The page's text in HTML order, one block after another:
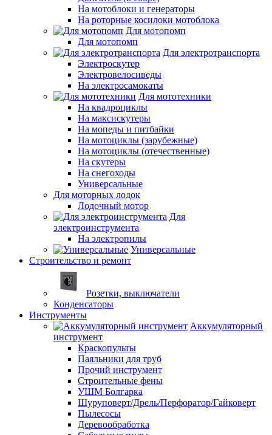
На мотоблоки и генераторы
На роторные косилоки мотоблока
Для мотопомп
Для мотопомп
Для электротранспорта
Электроскутер
Электровелосиведы
На электросамокаты
Для мототехники
На квадроциклы
На максискутеры
На мопеды и питбайки
На мотоциклы (зарубежные)
На мотоциклы (отечественные)
На скутеры
На снегоходы
Универсальные
Для моторных лодок
Лодочный мотор
Для
электроинструмента
На электропилы
Универсальные
Строительство и ремонт
Розетки, выключатели
Конденсаторы
Инструменты
Аккумуляторный
инструмент
Краскопульты
Паяльники для труб
Прочий инструмент
Строительные фены
УШМ Болгарка
Шуруповерт/Дрель/Перфоратор/Гайковерт
Пылесосы
Деревообработка